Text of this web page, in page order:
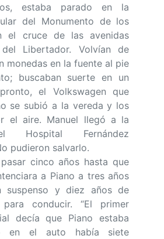
estaba parado en la
del Monumento de los
el cruce de las avenidas
Libertador. Volvían de
monedas en la fuente al pie
buscaban suerte en un
el Volkswagen que
se subió a la vereda y los
el aire. Manuel llegó a la
Hospital Fernández
pudieron salvarlo.
cinco años hasta que
a Piano a tres años
suspenso y diez años de
para conducir. “El primer
decía que Piano estaba
en el auto había siete